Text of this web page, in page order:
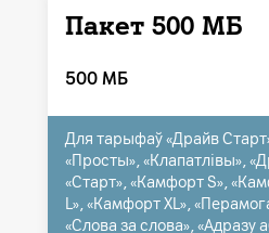
Пакет 500 МБ
500 МБ
Для тарыфаў «Драйв
«Просты», «Клапатлівы»,
«Старт», «Камфорт S»,
L», «Камфорт XL»,
«Слова за слова», «Адразу